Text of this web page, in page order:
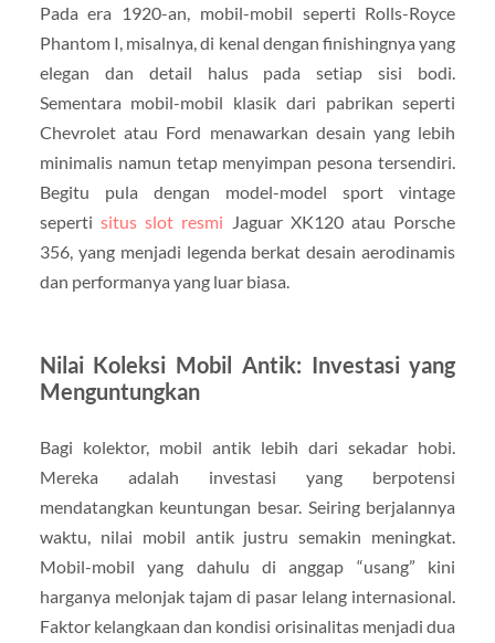
Pada era 1920-an, mobil-mobil seperti Rolls-Royce
Phantom I, misalnya, di kenal dengan finishingnya yang
elegan dan detail halus pada setiap sisi bodi.
Sementara mobil-mobil klasik dari pabrikan seperti
Chevrolet atau Ford menawarkan desain yang lebih
minimalis namun tetap menyimpan pesona tersendiri.
Begitu pula dengan model-model sport vintage
sepertisitus slot resmi Jaguar XK120 atau Porsche
356, yang menjadi legenda berkat desain aerodinamis
dan performanya yang luar biasa.
Nilai Koleksi Mobil Antik: Investasi yang
Menguntungkan
Bagi kolektor, mobil antik lebih dari sekadar hobi.
Mereka adalah investasi yang berpotensi
mendatangkan keuntungan besar. Seiring berjalannya
waktu, nilai mobil antik justru semakin meningkat.
Mobil-mobil yang dahulu di anggap “usang” kini
harganya melonjak tajam di pasar lelang internasional.
Faktor kelangkaan dan kondisi orisinalitas menjadi dua